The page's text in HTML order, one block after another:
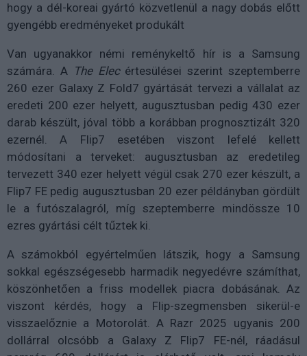
hogy a dél-koreai gyártó közvetlenül a nagy dobás előtt
gyengébb eredményeket produkált
Van ugyanakkor némi reménykeltő hír is a Samsung
számára. A The Elecértesülései szerint szeptemberre
260 ezer Galaxy Z Fold7 gyártását tervezi a vállalat az
eredeti 200 ezer helyett, augusztusban pedig 430 ezer
darab készült, jóval több a korábban prognosztizált 320
ezernél. A Flip7 esetében viszont lefelé kellett
módosítani a terveket: augusztusban az eredetileg
tervezett 340 ezer helyett végül csak 270 ezer készült, a
Flip7 FE pedig augusztusban 20 ezer példányban gördült
le a futószalagról, míg szeptemberre mindössze 10
ezres gyártási célt tűztek ki.
A számokból egyértelműen látszik, hogy a Samsung
sokkal egészségesebb harmadik negyedévre számíthat,
köszönhetően a friss modellek piacra dobásának. Az
viszont kérdés, hogy a Flip-szegmensben sikerül-e
visszaelőznie a Motorolát. A Razr 2025 ugyanis 200
dollárral olcsóbb a Galaxy Z Flip7 FE-nél, ráadásul